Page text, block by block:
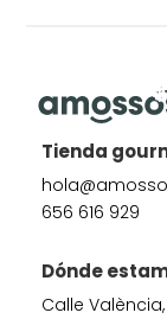
Tienda
656 616 929
Dónde
Calle